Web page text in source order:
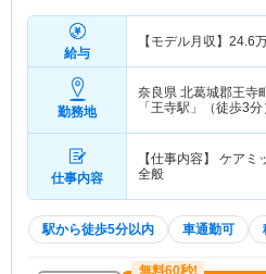
給与
【モデル月収】 24.6
勤務地
奈良県 北葛城郡王寺
「王寺駅」（徒歩3
仕事内容
【仕事内容】 ケア
全般
駅から徒歩5分以内 車通勤可